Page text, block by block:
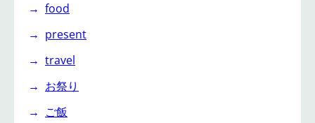
food
present
travel
お祭り
ご飯